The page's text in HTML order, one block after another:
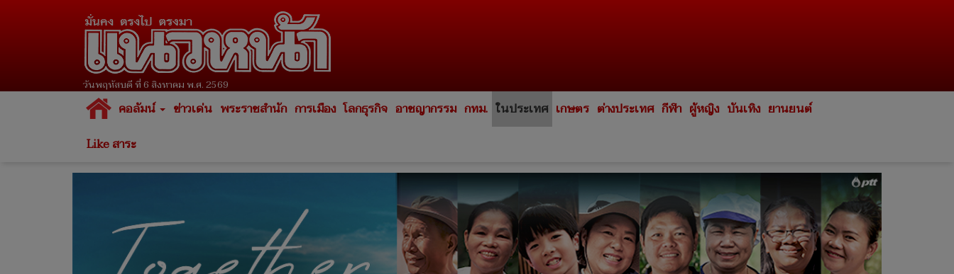
วันพฤหัสบดี ที่ 6 สิงหาคม พ.ศ. 2569
คอลัมน์ ข่าวเด่น พระราชสำนัก การเมือง โลกธุรกิจ อาชญากรรม กทม. ในประเทศ เกษตร ต่างประเทศ กีฬา ผู้หญิง บันเทิง ยานยนต์
Like สาระ